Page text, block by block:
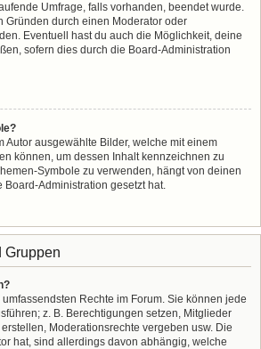
Umfrage, falls vorhanden, beendet wurde.
Gründen durch einen Moderator oder
Eventuell hast du auch die Möglichkeit, deine
sofern dies durch die Board-Administration
Autor ausgewählte Bilder, welche mit einem
können, um dessen Inhalt kennzeichnen zu
Symbole zu verwenden, hängt von deinen
Board-Administration gesetzt hat.
Gruppen
Rechte im Forum. Sie können jede
z. B. Berechtigungen setzen, Mitglieder
Moderationsrechte vergeben usw. Die
hat, sind allerdings davon abhängig, welche